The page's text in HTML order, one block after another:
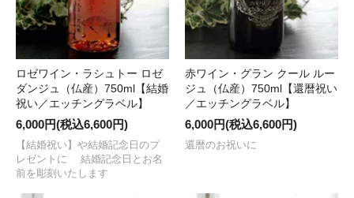
ロゼワイン・ラシュトー ロゼ
ダンジュ（仏産）750ml【結婚
祝い／エッチングラベル】
6,000円(税込6,600円)
【結婚祝い】や結婚記念日のプ
レゼントに 結婚記念日とお名
前を彫刻いたします
赤ワイン・グラン クール ルー
ジュ（仏産）750ml【還暦祝い
／エッチングラベル】
6,000円(税込6,600円)
還暦のお祝いに